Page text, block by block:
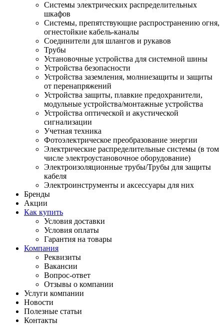
Системы электрических распределительных
шкафов
Системы, препятствующие распространению огня,
огнестойкие кабель-каналы
Соединители для шлангов и рукавов
Трубы
Установочные устройства для системной шины
Устройства безопасности
Устройства заземления, молниезащиты и защиты
от перенапряжений
Устройства защиты, плавкие предохранители,
модульные устройства/монтажные устройства
Устройства оптической и акустической
сигнализации
Учетная техника
Фотоэлектрическое преобразование энергии
Электрические распределительные системы (в том
числе электроустановочное оборудование)
Электроизоляционные трубы/Трубы для защиты
кабеля
Электроинструменты и аксессуары для них
Бренды
Акции
Как купить
Условия доставки
Условия оплаты
Гарантия на товары
Компания
Реквизиты
Вакансии
Вопрос-ответ
Отзывы о компании
Услуги компании
Новости
Полезные статьи
Контакты